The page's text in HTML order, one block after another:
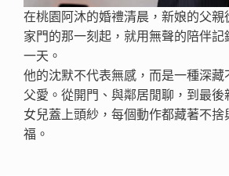
在桃園阿沐的婚禮清晨，新娘的父親
家門的那一刻起，就用無聲的陪伴記
一天。
他的沈默不代表無感，而是一種深藏
父愛。從開門、與鄰居閒聊，到最後
女兒蓋上頭紗，每個動作都藏著不捨
福。